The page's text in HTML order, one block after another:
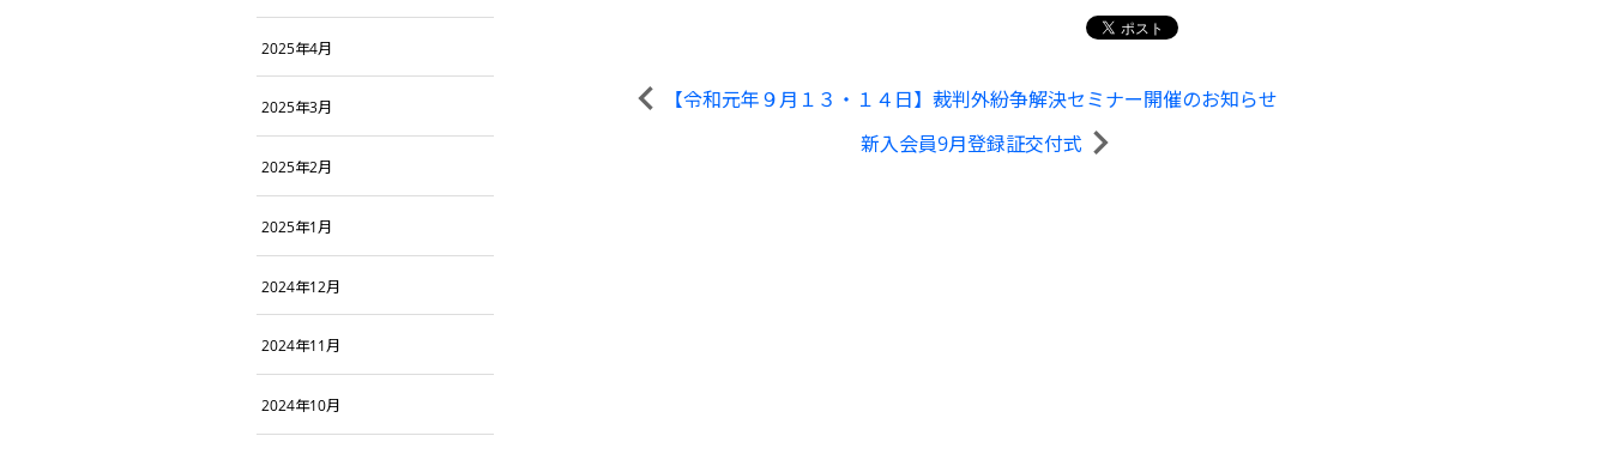
【令和元年９月１３・１４日】裁判外紛争解決セミナー開催のお知らせ
新入会員9月登録証交付式
2025年4月
2025年3月
2025年2月
2025年1月
2024年12月
2024年11月
2024年10月